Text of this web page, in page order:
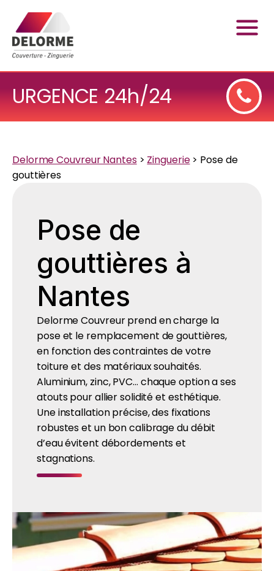
URGENCE 24h/24
Delorme Couvreur Nantes > Zinguerie> Pose de
gouttières
Pose de
gouttières à
Nantes
Delorme Couvreur prend en charge la
pose et le remplacement de gouttières,
en fonction des contraintes de votre
toiture et des matériaux souhaités.
Aluminium, zinc, PVC… chaque option a ses
atouts pour allier solidité et esthétique.
Une installation précise, des fixations
robustes et un bon calibrage du débit
d’eau évitent débordements et
stagnations.